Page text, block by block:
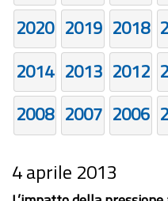
2020 2019 2018
2014 2013 2012
2008 2007 2006
4 aprile 2013